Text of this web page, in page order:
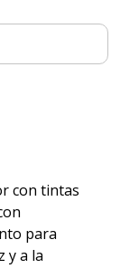
con tintas
para
y a la